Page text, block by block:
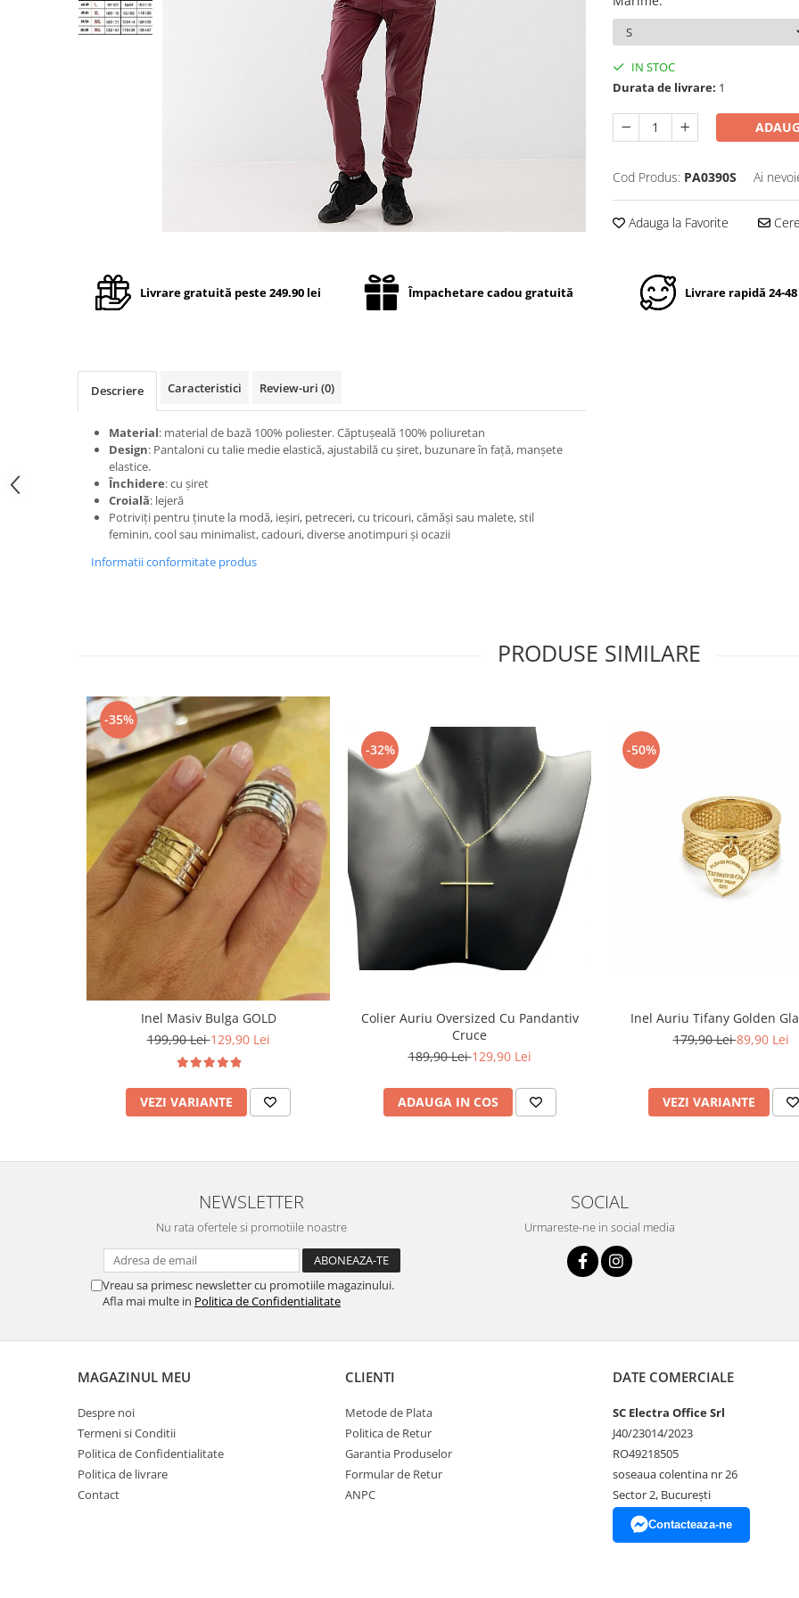
IN STOC
Durata de livrare: 1
Cod Produs: PA0390S Ai
Adauga la Favorite
Livrare gratuită peste 249.90 lei Împachetare cadou gratuită Livrare rapidă 24-
Descriere Caracteristici Review-uri (0)
Material: material de bază 100% poliester. Căptușeală 100% poliuretan
Design: Pantaloni cu talie medie elastică, ajustabilă cu șiret, buzunare în față, manșete
elastice.
Închidere: cu șiret
Croială: lejeră
Potriviți pentru ținute la modă, ieșiri, petreceri, cu tricouri, cămăși sau malete, stil
feminin, cool sau minimalist, cadouri, diverse anotimpuri și ocazii
Informatii conformitate produs
PRODUSE SIMILARE
-35%
Inel Masiv Bulga GOLD
199,90 Lei129,90 Lei
VEZI VARIANTE
-32%
Colier Auriu Oversized Cu Pandantiv
Cruce
189,90 Lei129,90 Lei
ADAUGA IN COS
-50%
Inel Auriu Tifany Golden
179,90 Lei89,90 Lei
VEZI VARIANTE
NEWSLETTER
Nu rata ofertele si promotiile noastre
Vreau sa primesc newsletter cu promotiile magazinului.
Afla mai multe in Politica de Confidentialitate
SOCIAL
Urmareste-ne in social media
MAGAZINUL MEU
Despre noi
Termeni si Conditii
Politica de Confidentialitate
Politica de livrare
Contact
CLIENTI
Metode de Plata
Politica de Retur
Garantia Produselor
Formular de Retur
ANPC
DATE COMERCIALE
SC Electra Office Srl
J40/23014/2023
RO49218505
soseaua colentina nr 26
Sector 2, București
Contacteaza-ne